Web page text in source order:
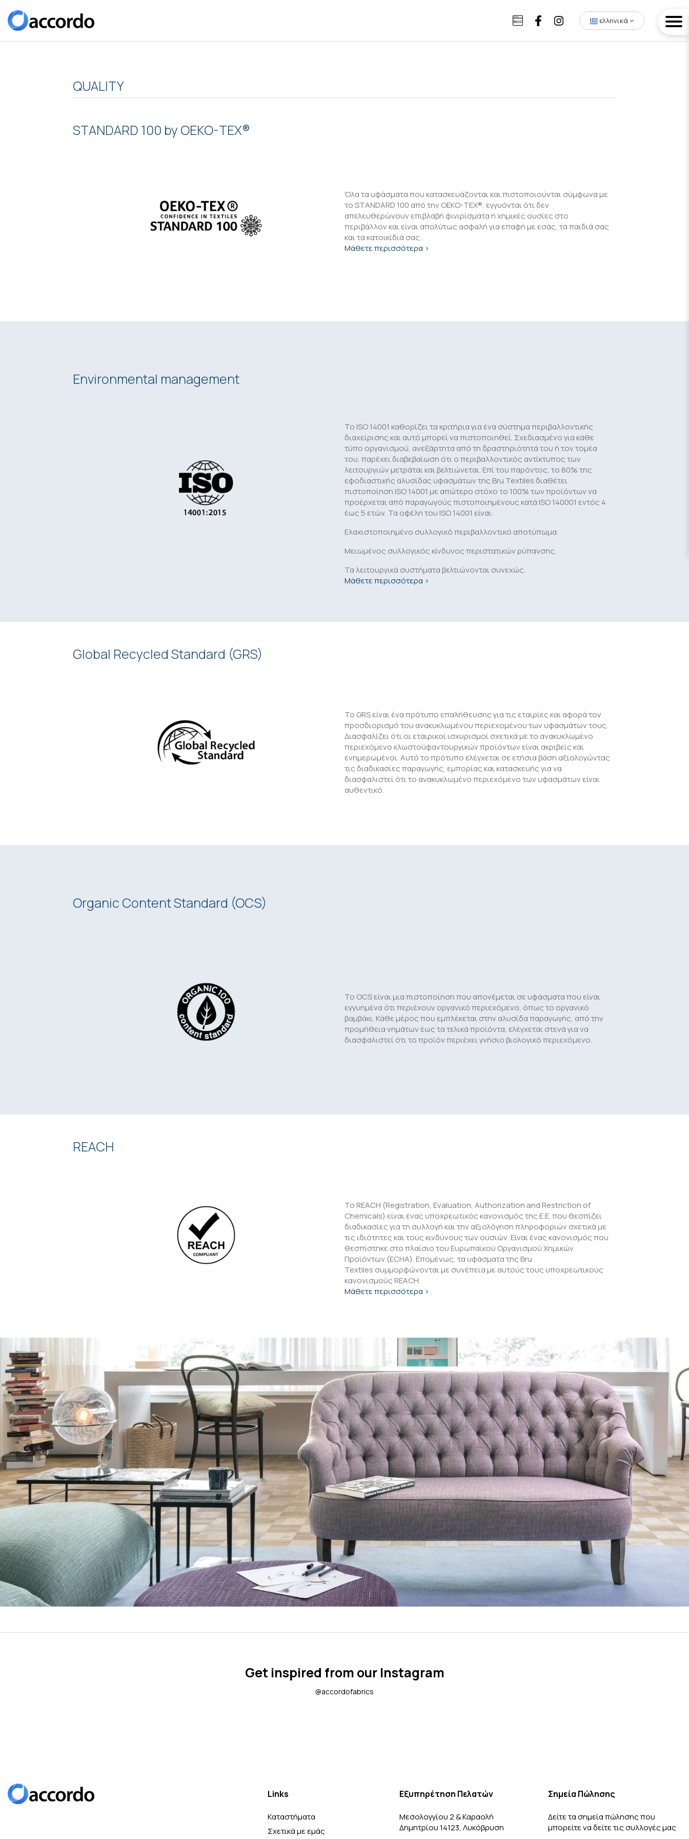
ελληνικά
QUALITY
STANDARD 100 by OEKO-TEX®
Όλα τα υφάσματα που κατασκευάζονται και πιστοποιούνται σύμφωνα με
το STANDARD 100 από την OEKO-TEX®, εγγυόνται ότι δεν
απελευθερώνουν επιβλαβή φινιρίσματα ή χημικές ουσίες στο
περιβάλλον και είναι απολύτως ασφαλή για επαφή με εσάς, τα παιδιά σας
και τα κατοικίδιά σας.
Μάθετε περισσότερα >
Environmental management
Το ISO 14001 καθορίζει τα κριτήρια για ένα σύστημα περιβαλλοντικής
διαχείρισης και αυτό μπορεί να πιστοποιηθεί. Σχεδιασμένο για κάθε
τύπο οργανισμού, ανεξάρτητα από τη δραστηριότητά του ή τον τομέα
του, παρέχει διαβεβαίωση ότι ο περιβαλλοντικός αντίκτυπος των
λειτουργιών μετράται και βελτιώνεται. Επί του παρόντος, το 80% της
εφοδιαστικής αλυσίδας υφασμάτων της Bru Textiles διαθέτει
πιστοποίηση ISO 14001 με απώτερο στόχο το 100% των προϊόντων να
προέρχεται από παραγωγούς πιστοποιημένους κατά ISO 140001 εντός 4
έως 5 ετών. Τα οφέλη του ISO 14001 είναι:
Ελαχιστοποιημένο συλλογικό περιβαλλοντικό αποτύπωμα.
Μειωμένος συλλογικός κίνδυνος περιστατικών ρύπανσης.
Τα λειτουργικά συστήματα βελτιώνονται συνεχώς.
Μάθετε περισσότερα >
Global Recycled Standard (GRS)
Το GRS είναι ένα πρότυπο επαλήθευσης για τις εταιρίες και αφορά τον
προσδιορισμό του ανακυκλωμένου περιεχομένου των υφασμάτων τους.
Διασφαλίζει ότι οι εταιρικοί ισχυρισμοί σχετικά με το ανακυκλωμένο
περιεχόμενο κλωστοϋφαντουργικών προϊόντων είναι ακριβείς και
ενημερωμένοι. Αυτό το πρότυπο ελέγχεται σε ετήσια βάση αξιολογώντας
τις διαδικασίες παραγωγής, εμπορίας και κατασκευής για να
διασφαλιστεί ότι το ανακυκλωμένο περιεχόμενο των υφασμάτων είναι
αυθεντικό.
Organic Content Standard (OCS)
Το OCS είναι μια πιστοποίηση που απονέμεται σε υφάσματα που είναι
εγγυημένα ότι περιέχουν οργανικό περιεχόμενο, όπως το οργανικό
βαμβάκι. Κάθε μέρος που εμπλέκεται στην αλυσίδα παραγωγής, από την
προμήθεια νημάτων έως τα τελικά προϊόντα, ελέγχεται στενά για να
διασφαλιστεί ότι το προϊόν περιέχει γνήσιο βιολογικό περιεχόμενο.
REACH
Το REACH (Registration, Evaluation, Authorization and Restriction of
Chemicals) είναι ένας υποχρεωτικός κανονισμός της Ε.Ε. που θεσπίζει
διαδικασίες για τη συλλογή και την αξιολόγηση πληροφοριών σχετικά με
τις ιδιότητες και τους κινδύνους των ουσιών. Είναι ένας κανονισμός που
θεσπίστηκε στο πλαίσιο του Ευρωπαϊκού Οργανισμού Χημικών
Προϊόντων (ECHA). Επομένως, τα υφάσματα της Bru
Textiles συμμορφώνονται με συνέπεια με αυτούς τους υποχρεωτικούς
κανονισμούς REACH.
Μάθετε περισσότερα >
Get inspired from our Instagram
@accordofabrics
Links
Καταστήματα
Σχετικά με εμάς
Εξυπηρέτηση Πελατών
Μεσολογγίου 2 & Καραολή
Δημητρίου 14123, Λυκόβρυση
Σημεία Πώλησης
Δείτε τα σημεία πώλησης που
μπορείτε να δείτε τις συλλογές μας